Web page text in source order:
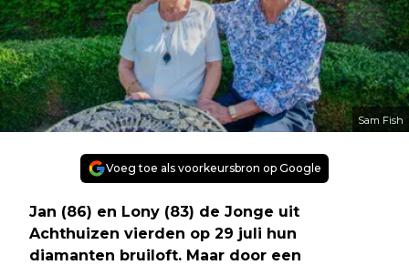
Sam Fish
Voeg toe als voorkeursbron op Google
Jan (86) en Lony (83) de Jonge uit
Achthuizen vierden op 29 juli hun
diamanten bruiloft. Maar door een